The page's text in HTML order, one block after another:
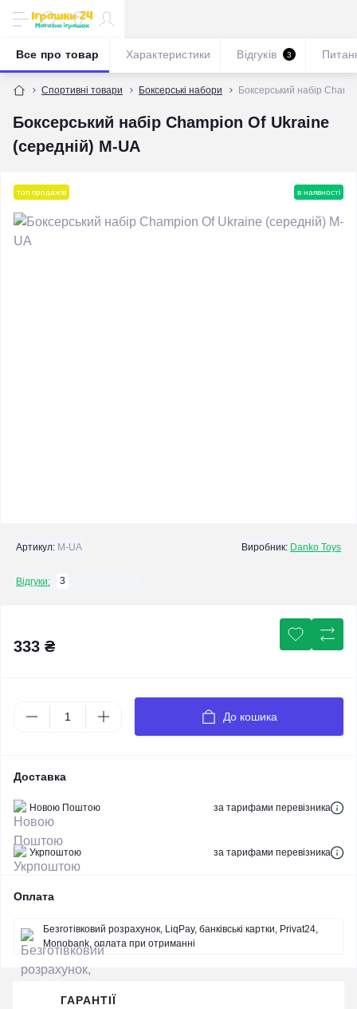
Спортивні товари Боксерські набори Боксерський набір
Боксерський набір Champion Of Ukraine
(середній) M-UA
Все про товар Характеристики Відгуків 3
топ продажів в наявності
Артикул: M-UA Виробник: Danko Toys
Відгуки: 3
333 ₴
До кошика
Доставка
Новою Поштою за тарифами перевізника
Укрпоштою за тарифами перевізника
Оплата
Безготівковий розрахунок, LiqPay, банківські картки, Privat24,
Monobank, оплата при отриманні
ГАРАНТІЇ